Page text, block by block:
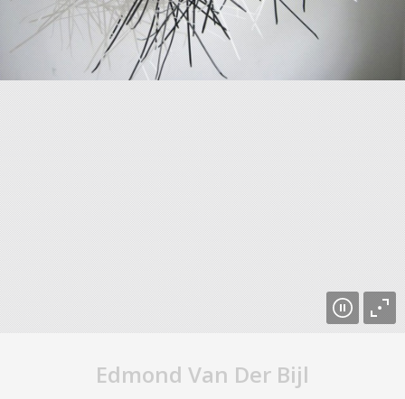
Edmond Van Der Bijl